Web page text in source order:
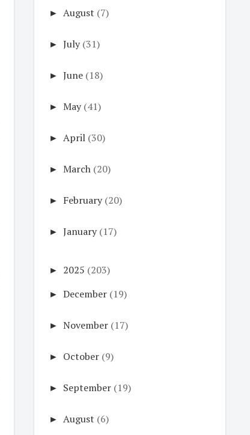
► August (7)
► July (31)
► June (18)
► May (41)
► April (30)
► March (20)
► February (20)
► January (17)
► 2025 (203)
► December (19)
► November (17)
► October (9)
► September (19)
► August (6)